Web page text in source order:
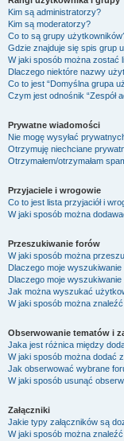
Kim są administratorzy?
Kim są moderatorzy?
Co to są grupy
Gdzie znajduje się spis grup
W jaki sposób można zostać
Dlaczego niektóre nazwy
Co to jest “Domyślna grupa
Czym jest odnośnik “Zespół
Prywatne wiadomości
Nie mogę wysyłać
Otrzymuję niechciane
Otrzymałem/otrzymałam
Przyjaciele i wrogowie
Co to jest lista przyjaciół i
W jaki sposób można
Przeszukiwanie forów
W jaki sposób można
Dlaczego moje
Dlaczego moje
Jak można wyszukać
W jaki sposób można
Obserwowanie tematów i
Jaka jest różnica między
W jaki sposób można dodać
Jak obserwować wybrane
W jaki sposób usunąć
Załączniki
Jakie typy załączników są
W jaki sposób można